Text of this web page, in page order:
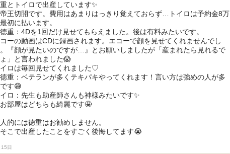
とトイロで出産しています✨
王切開です。費用はあまりはっきり覚えておらず…トイロは予約金8万
初に払います。
重：4Dを1回だけ見せてもらえました。後は有料みたいです。
ーの動画はCDに録画されます。エコーで顔を見せてくれませんでし
『顔が見たいのですが…』とお願いしましたが「産まれたら見れるで
ょ」と言われました😱
イロは毎回見せてくれました♡
重：ベテランが多くテキパキやってくれます！言い方は強めの人が多
す😅
イロ：先生も助産師さんも神様みたいです✨
部屋はどちらも綺麗です🤩
的には徳重はお勧めしません。
こで出産したことをすごく後悔してます😭
日